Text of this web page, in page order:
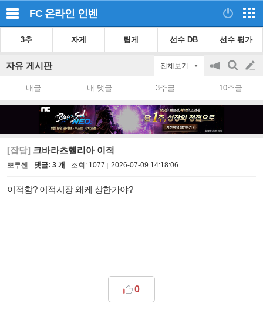
FC 온라인 인벤
3추 자게 팁게 선수 DB 선수 평가
자유 게시판 전체보기
공
지
on/off
검
색
글
쓰
내글 내 댓글 3추글 10추글
[잡담] 크바라츠헬리아 이적
뽀루쎈 댓글: 3 개 조회: 1077 2026-07-09 14:18:06
이적함? 이적시장 왜케 상한가야?
0